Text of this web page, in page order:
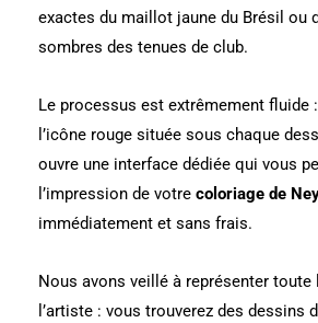
exactes du maillot jaune du Brésil ou
sombres des tenues de club.
Le processus est extrêmement fluide
l’icône rouge située sous chaque
ouvre une interface dédiée qui vous
l’impression de votre coloriage de
immédiatement et sans frais.
Nous avons veillé à représenter toute
l’artiste : vous trouverez des dessins